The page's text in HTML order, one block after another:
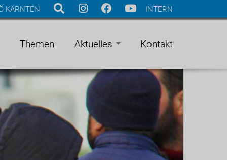
INTERN
KÄRNTEN
Themen Aktuelles Kontakt